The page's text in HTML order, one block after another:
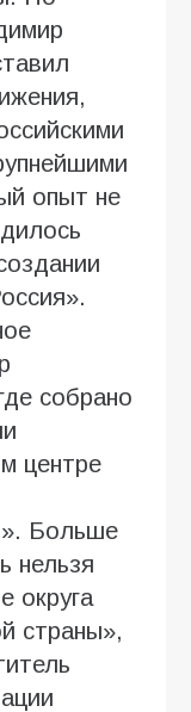
опыт не
собрано
центре
Больше
нельзя
округа
страны»,